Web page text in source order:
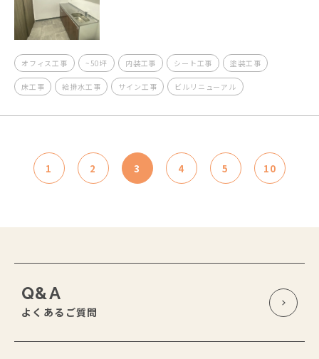
オフィス工事 ~50坪 内装工事 シート工事 塗装工事
床工事 給排水工事 サイン工事 ビルリニューアル
1 2 3 4 5 10
Q&A
よくあるご質問